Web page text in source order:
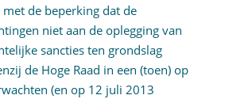
met de beperking dat de
niet aan de oplegging van
sancties ten grondslag
de Hoge Raad in een (toen) op
(en op 12 juli 2013